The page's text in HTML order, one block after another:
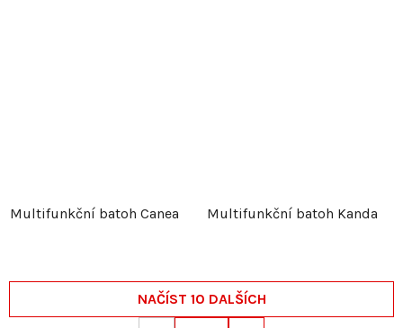
Multifunkční batoh Canea Multifunkční batoh Kanda
NAČÍST 10 DALŠÍCH